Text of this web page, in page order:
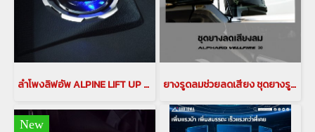
ลำโพงลิฟอัพ ALPINE LIFT UP SPEAKER X3-180S-LUP-LP2 ลำโพงลิฟอัพ ALPINE LIFT UP SPEAKER ลำโพงLIFT UP ลำโพง ALPINE ลำโพงรถนำเข้า อุปกรณ์เเต่งรถนำเข้า ลำโพงprado PRADO SPEAKER ลำโพง pop up เครื่องเสียงติดรถยนต์ ยางรูดลมช่วยลดเสียง ชุดยางรูดลม สำหรับรถยนต์ ALPHARD / VELLFIRE 30 รูดลม รูดลมอัลพาร์ด รูดลมเวลไฟร์ ลดเสียง อุปกรณลดเสียงรบกวนสำหรับรถอัลพาร์ด เวลไฟร์ กันเสียงลม ลดเสียงรบกวน
New